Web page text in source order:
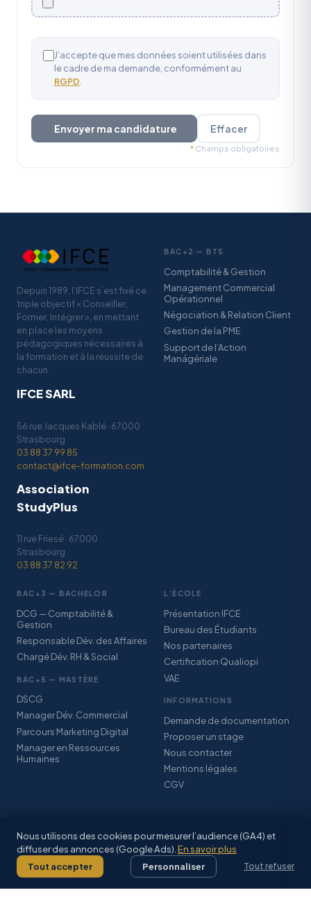
J’accepte que mes données soient utilisées dans
le cadre de ma demande, conformément au
RGPD
Envoyer ma candidature Effacer
* Champs obligatoires
Depuis 1989, l’IFCE s’est fixé ce
triple objectif « Conseiller,
Former, Intégrer », en mettant
en place les moyens
pédagogiques nécessaires à
la formation et à la réussite de
chacun.
IFCE SARL
56 rue Jacques Kablé · 67000
Strasbourg
03 88 37 99 85
contact@ifce-formation.com
Association
StudyPlus
11 rue Friesé · 67000
Strasbourg
03 88 37 82 92
BAC+2 — BTS
Comptabilité & Gestion
Management Commercial
Opérationnel
Négociation & Relation Client
Gestion de la PME
Support de l’Action
Manágériale
BAC+3 — BACHELOR
DCG — Comptabilité &
Gestion
Responsable Dév. des Affaires
Chargé Dév. RH & Social
BAC+5 — MASTÈRE
DSCG
Manager Dév. Commercial
Parcours Marketing Digital
Manager en Ressources
Humaines
L’ÉCOLE
Présentation IFCE
Bureau des Étudiants
Nos partenaires
Certification Qualiopi
VAE
INFORMATIONS
Demande de documentation
Proposer un stage
Nous contacter
Mentions légales
CGV
© 2026 IFCE SARL · Association StudyPlus · Certification Qualiopi · CFA
Grand-Est Alsace
Mentions légales
Facebook·Inscriptions 2026–2027
Nous utilisons des cookies pour mesurer l’audience (GA4) et
diffuser des annonces (Google Ads). En savoir plus
Tout accepter Personnaliser Tout refuser